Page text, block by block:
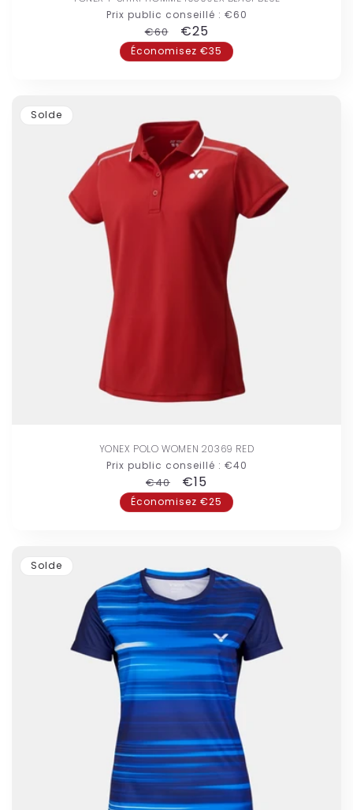
Prix public conseillé : €60
Prix
habituel
€60
Prix
promotionnel
€25
Économisez €35
Solde
YONEX POLO WOMEN 20369 RED
Prix public conseillé : €40
Prix
habituel
€40
Prix
promotionnel
€15
Économisez €25
Solde